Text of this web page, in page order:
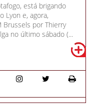
está brigando
Lyon e, agora,
Brussels por Thierry
no último sábado (...